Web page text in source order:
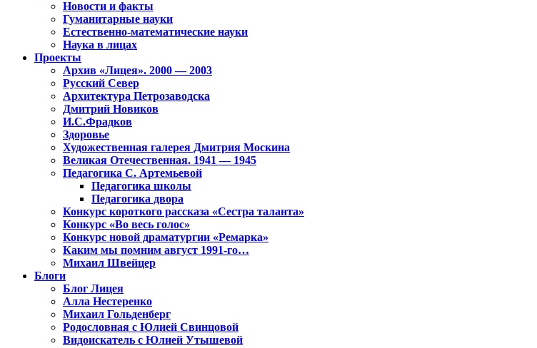
Новости и факты
Гуманитарные науки
Естественно-математические науки
Наука в лицах
Проекты
Архив «Лицея». 2000 — 2003
Русский Север
Архитектура Петрозаводска
Дмитрий Новиков
И.С.Фрадков
Здоровье
Художественная галерея Дмитрия Москина
Великая Отечественная. 1941 — 1945
Педагогика С. Артемьевой
Педагогика школы
Педагогика двора
Конкурс короткого рассказа «Сестра таланта»
Конкурс «Во весь голос»
Конкурс новой драматургии «Ремарка»
Каким мы помним август 1991-го…
Михаил Швейцер
Блоги
Блог Лицея
Алла Нестеренко
Михаил Гольденберг
Родословная с Юлией Свинцовой
Видоискатель с Юлией Утышевой